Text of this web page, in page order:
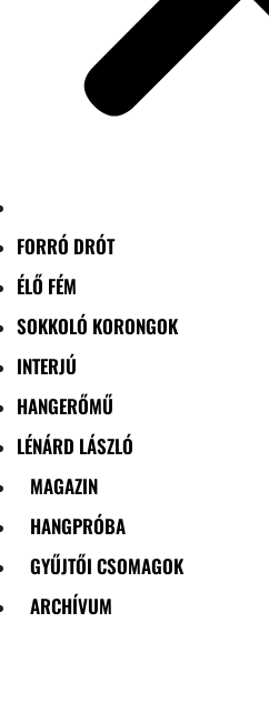
FORRÓ DRÓT
ÉLŐ FÉM
SOKKOLÓ KORONGOK
INTERJÚ
HANGERŐMŰ
LÉNÁRD LÁSZLÓ
MAGAZIN
HANGPRÓBA
GYŰJTŐI CSOMAGOK
ARCHÍVUM